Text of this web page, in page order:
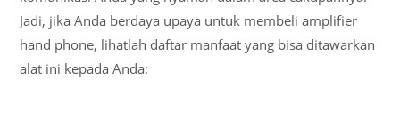
Jadi, jika Anda berdaya upaya untuk membeli amplifier
hand phone, lihatlah daftar manfaat yang bisa ditawarkan
alat ini kepada Anda: